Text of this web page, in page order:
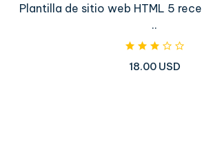
Plantilla de sitio web HTML 5
..
18.00 USD